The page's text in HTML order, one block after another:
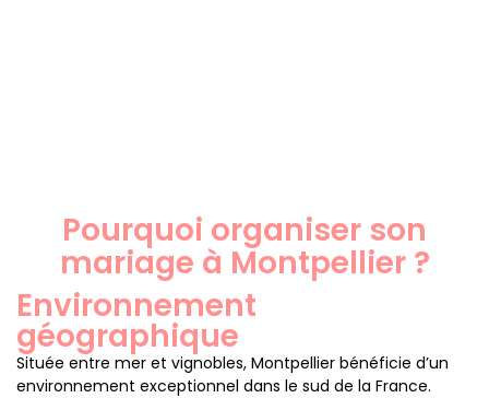
Pourquoi organiser son
mariage à Montpellier ?
Environnement
géographique
Située entre mer et vignobles, Montpellier bénéficie d’un
environnement exceptionnel dans le sud de la France.